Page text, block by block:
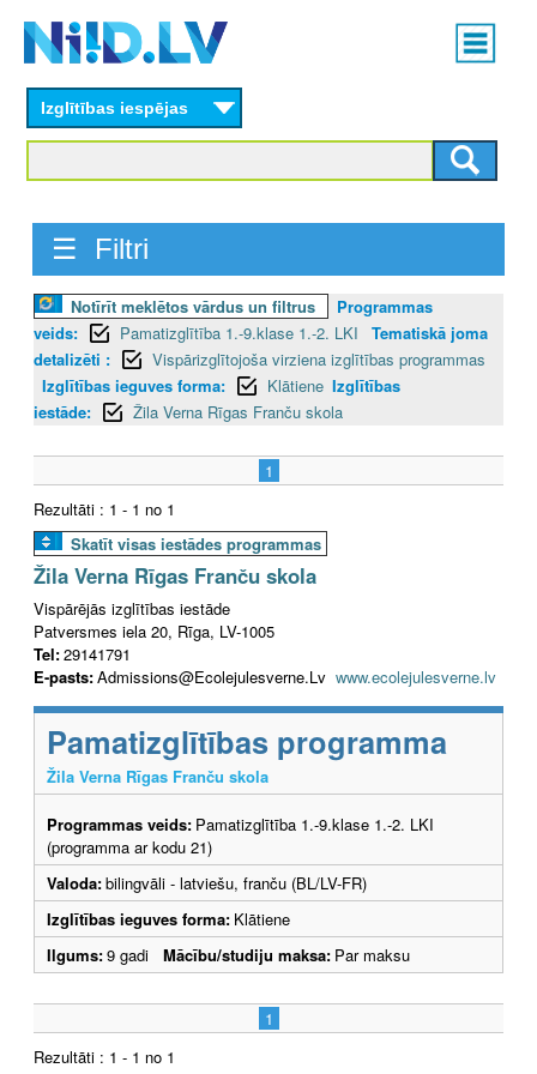
content
Main
menu
Izglītības iespējas
☰ Filtri
Notīrīt meklētos vārdus un filtrus
Programmas
veids:
Pamatizglītība 1.-9.klase 1.-2. LKI
Tematiskā joma
detalizēti :
Vispārizglītojoša virziena izglītības programmas
Izglītības ieguves forma:
Klātiene Izglītības
iestāde:
Žila Verna Rīgas Franču skola
1
Rezultāti : 1 - 1 no 1
Skatīt visas iestādes programmas
Žila Verna Rīgas Franču skola
Vispārējās izglītības iestāde
Patversmes iela 20, Rīga, LV-1005
Tel:29141791
E-pasts:Admissions@Ecolejulesverne.Lv www.ecolejulesverne.lv
Pamatizglītības programma
Žila Verna Rīgas Franču skola
Programmas veids: Pamatizglītība 1.-9.klase 1.-2. LKI
(programma ar kodu 21)
Valoda:bilingvāli - latviešu, franču (BL/LV-FR)
Izglītības ieguves forma: Klātiene
Ilgums:9 gadi Mācību/studiju maksa: Par maksu
1
Rezultāti : 1 - 1 no 1